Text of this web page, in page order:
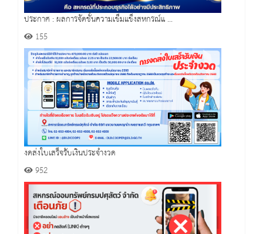
ประกาศ : ผลการจัดชั้นความเข็มแข็งสหกรณ์แ ...
155
งดส่งใบเสร็จรับเงินประจำงวด
952